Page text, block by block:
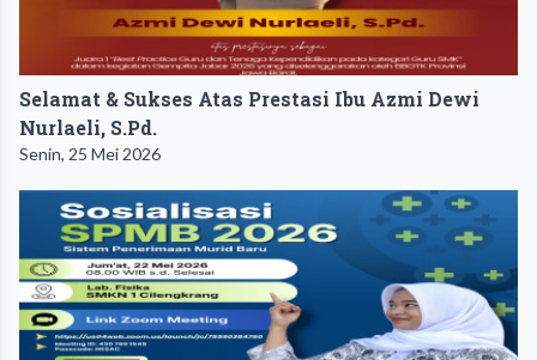
Selamat & Sukses Atas Prestasi Ibu Azmi Dewi
Nurlaeli, S.Pd.
Senin, 25 Mei 2026